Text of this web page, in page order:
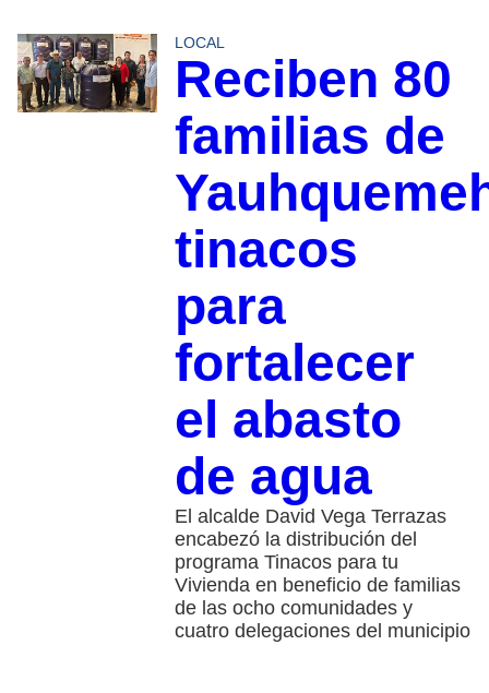
LOCAL
Reciben 80
familias de
tinacos
para
fortalecer
el abasto
de agua
El alcalde David Vega Terrazas
encabezó la distribución del
programa Tinacos para tu
Vivienda en beneficio de familias
de las ocho comunidades y
cuatro delegaciones del municipio